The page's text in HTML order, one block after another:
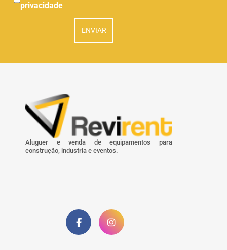
privacidade
Aluguer e venda de equipamentos para
construção, industria e eventos.